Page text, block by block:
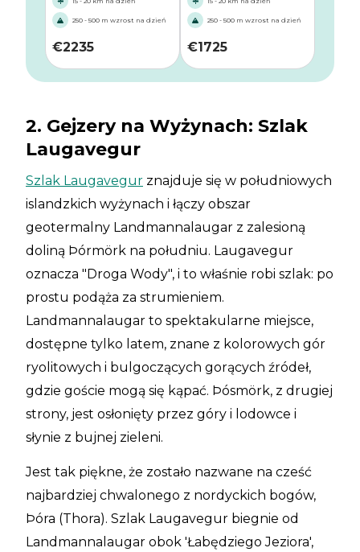
250 - 500 m wzrost na dzień
€2235
250 - 500 m wzrost na dzień
€1725
2. Gejzery na Wyżynach: Szlak
Laugavegur
Szlak Laugavegur znajduje się w południowych
islandzkich wyżynach i łączy obszar
geotermalny Landmannalaugar z zalesioną
doliną Þórmörk na południu. Laugavegur
oznacza "Droga Wody", i to właśnie robi szlak: po
prostu podąża za strumieniem.
Landmannalaugar to spektakularne miejsce,
dostępne tylko latem, znane z kolorowych gór
ryolitowych i bulgoczących gorących źródeł,
gdzie goście mogą się kąpać. Þósmörk, z drugiej
strony, jest osłonięty przez góry i lodowce i
słynie z bujnej zieleni.
Jest tak piękne, że zostało nazwane na cześć
najbardziej chwalonego z nordyckich bogów,
Þóra (Thora). Szlak Laugavegur biegnie od
Landmannalaugar obok 'Łabędziego Jeziora',